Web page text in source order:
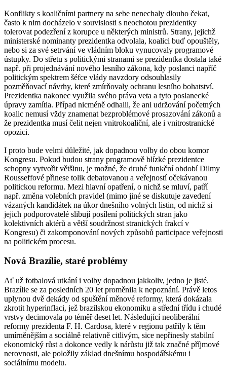
Konflikty s koaličními partnery na sebe nenechaly dlouho čekat,
často k nim docházelo v souvislosti s neochotou prezidentky
tolerovat podezření z korupce u některých ministrů. Strany, jejichž
ministerské nominanty prezidentka odvolala, koalici buď opouštěly,
nebo si za své setrvání ve vládním bloku vynucovaly programové
ústupky. Do střetu s politickými stranami se prezidentka dostala také
např. při projednávání nového lesního zákona, kdy poslanci napříč
politickým spektrem šéfce vlády navzdory odsouhlasily
pozměňovací návrhy, které zmírňovaly ochranu lesního bohatství.
Prezidentka nakonec využila svého práva veta a tyto poslanecké
úpravy zamítla. Případ nicméně odhalil, že ani udržování početných
koalic nemusí vždy znamenat bezproblémové prosazování zákonů a
že prezidentka musí čelit nejen vnitrokoaliční, ale i vnitrostranické
opozici.
I proto bude velmi důležité, jak dopadnou volby do obou komor
Kongresu. Pokud budou strany programově blízké prezidentce
schopny vytvořit většinu, je možné, že druhé funkční období Dilmy
Rousseffové přinese tolik debatovanou a veřejností očekávanou
politickou reformu. Mezi hlavní opatření, o nichž se mluví, patří
např. změna volebních pravidel (mimo jiné se diskutuje zavedení
vázaných kandidátek na úkor dnešního volných listin, od nichž si
jejich podporovatelé slibují posílení politických stran jako
kolektivních aktérů a větší soudržnost stranických frakcí v
Kongresu) či zakomponování nových způsobů participace veřejnosti
na politickém procesu.
Nová Brazílie, staré problémy
Ať už fotbalová utkání i volby dopadnou jakkoliv, jedno je jisté.
Brazílie se za posledních 20 let proměnila k nepoznání. Právě letos
uplynou dvě dekády od spuštění měnové reformy, která dokázala
zkrotit hyperinflaci, jež brazilskou ekonomiku a střední třídu i chudé
vrstvy decimovala po téměř deset let. Následující neoliberální
reformy prezidenta F. H. Cardosa, které v regionu patřily k těm
umírněnějším a sociálně relativně citlivým, sice nepřinesly stabilní
ekonomický růst a dokonce vedly k nárůstu již tak značné příjmové
nerovnosti, ale položily základ dnešnímu hospodářskému i
sociálnímu modelu.